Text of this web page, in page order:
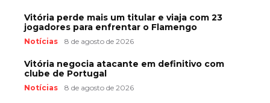
Vitória perde mais um titular e viaja com 23
jogadores para enfrentar o Flamengo
Notícias 8 de agosto de 2026
Vitória negocia atacante em definitivo com
clube de Portugal
Notícias 8 de agosto de 2026